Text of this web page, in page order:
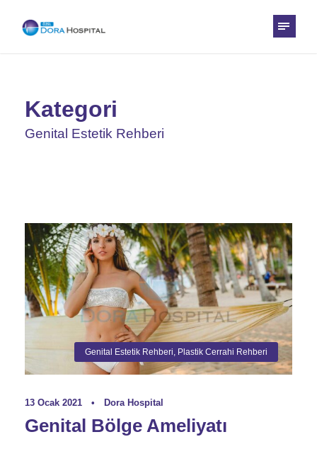
Kategori
Genital Estetik Rehberi
Genital Estetik Rehberi Plastik Cerrahi Rehberi
13 Ocak 2021 • Dora Hospital
Genital Bölge Ameliyatı